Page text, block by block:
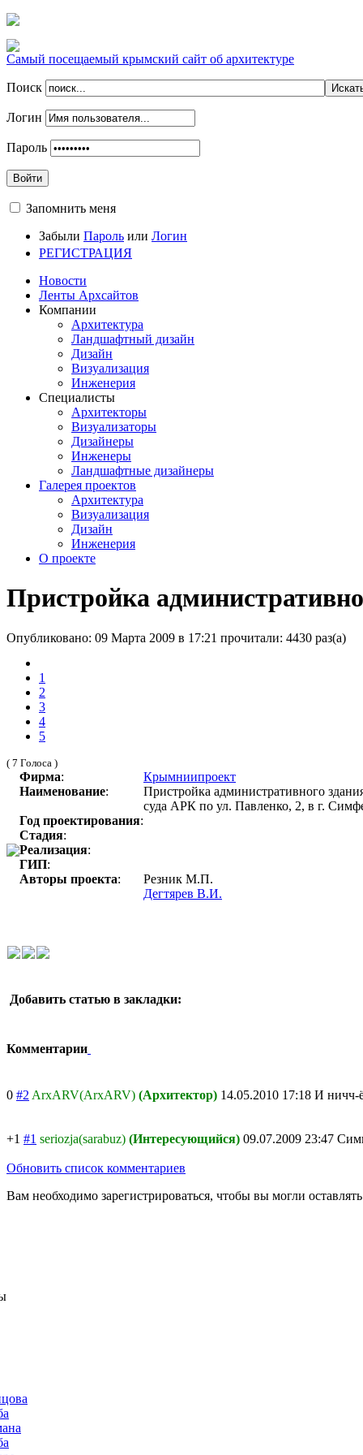
Самый посещаемый крымский сайт об архитектуре
Поиск
Логин
Пароль
Войти
Запомнить меня
Забыли Пароль или Логин
РЕГИСТРАЦИЯ
Новости
Ленты Архсайтов
Компании
Архитектура
Ландшафтный дизайн
Дизайн
Визуализация
Инженерия
Специалисты
Архитекторы
Визуализаторы
Дизайнеры
Инженеры
Ландшафтные дизайнеры
Галерея проектов
Архитектура
Визуализация
Дизайн
Инженерия
О проекте
Пристройка
Опубликовано: 09 Марта 2009 в 17:21 прочитали: 4430 раз(а)
1
2
3
4
5
( 7 Голоса )
Фирма:
Крымниипроект
Наименование:
Пристройка административного
суда АРК по ул. Павленко, 2, в г.
Год проектирования:
Стадия:
Реализация:
ГИП:
Авторы проекта:
Резник М.П.
Дегтярев В.И.
Добавить статью в закладки:
Комментарии
0 #2ArxARV(ArxARV) (Архитектор) 14.05.2010 17:18 И ничч-
+1 #1 seriozja(sarabuz) (Интересующийся) 09.07.2009 23:47
Обновить список комментариев
Вам необходимо зарегистрироваться, чтобы вы могли